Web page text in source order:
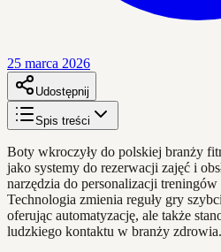
25 marca 2026
Udostępnij
Spis treści
Boty wkroczyły do polskiej branży
jako systemy do rezerwacji zajęć i
narzędzia do personalizacji
Technologia zmienia reguły gry
oferując automatyzację, ale także
ludzkiego kontaktu w branży zdrowia.